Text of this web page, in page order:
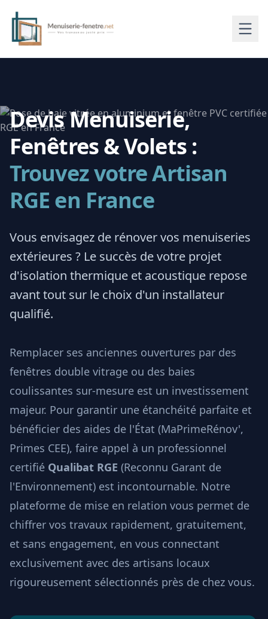
Devis Menuiserie,
Fenêtres & Volets :
Trouvez votre Artisan
RGE en France
Vous envisagez de rénover vos menuiseries
extérieures ? Le succès de votre projet
d'isolation thermique et acoustique repose
avant tout sur le choix d'un installateur
qualifié.
Remplacer ses anciennes ouvertures par des
fenêtres double vitrage ou des baies
coulissantes sur-mesure est un investissement
majeur. Pour garantir une étanchéité parfaite et
bénéficier des aides de l'État (MaPrimeRénov',
Primes CEE), faire appel à un professionnel
certifié Qualibat RGE (Reconnu Garant de
l'Environnement) est incontournable. Notre
plateforme de mise en relation vous permet de
chiffrer vos travaux rapidement, gratuitement,
et sans engagement, en vous connectant
exclusivement avec des artisans locaux
rigoureusement sélectionnés près de chez vous.